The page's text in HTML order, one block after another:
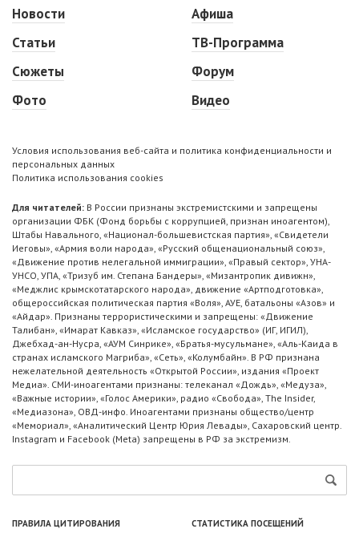
Новости
Статьи
Сюжеты
Фото
Афиша
ТВ-Программа
Форум
Видео
Условия использования веб-сайта и политика конфиденциальности и
персональных данных
Политика использования cookies
Для читателей: В России признаны экстремистскими и запрещены
организации ФБК (Фонд борьбы с коррупцией, признан иноагентом),
Штабы Навального, «Национал-большевистская партия», «Свидетели
Иеговы», «Армия воли народа», «Русский общенациональный союз»,
«Движение против нелегальной иммиграции», «Правый сектор», УНА-
УНСО, УПА, «Тризуб им. Степана Бандеры», «Мизантропик дивижн»,
«Меджлис крымскотатарского народа», движение «Артподготовка»,
общероссийская политическая партия «Воля», АУЕ, батальоны «Азов» и
«Айдар». Признаны террористическими и запрещены: «Движение
Талибан», «Имарат Кавказ», «Исламское государство» (ИГ, ИГИЛ),
Джебхад-ан-Нусра, «АУМ Синрике», «Братья-мусульмане», «Аль-Каида в
странах исламского Магриба», «Сеть», «Колумбайн». В РФ признана
нежелательной деятельность «Открытой России», издания «Проект
Медиа». СМИ-иноагентами признаны: телеканал «Дождь», «Медуза»,
«Важные истории», «Голос Америки», радио «Свобода», The Insider,
«Медиазона», ОВД-инфо. Иноагентами признаны общество/центр
«Мемориал», «Аналитический Центр Юрия Левады», Сахаровский центр.
Instagram и Facebook (Metа) запрещены в РФ за экстремизм.
ПРАВИЛА ЦИТИРОВАНИЯ СТАТИСТИКА ПОСЕЩЕНИЙ